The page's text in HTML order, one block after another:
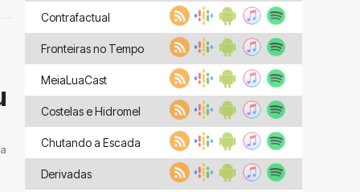
Contrafactual
Fronteiras no Tempo
MeiaLuaCast
Costelas e Hidromel
Chutando a Escada
Derivadas